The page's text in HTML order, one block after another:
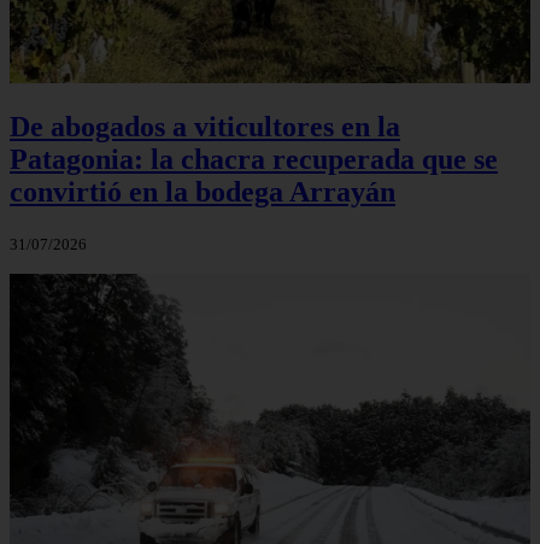
De abogados a viticultores en la
Patagonia: la chacra recuperada que se
convirtió en la bodega Arrayán
31/07/2026